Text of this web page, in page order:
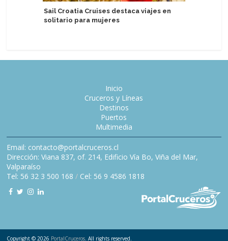
Sail Croatia Cruises destaca viajes en
solitario para mujeres
Inicio
Cruceros y Líneas
Destinos
Puertos
Multimedia
Email: contacto@portalcruceros.cl
Dirección: Viana 837, of. 214, Edificio Vía Bo, Viña del Mar,
Valparaíso
Tel: 56 32 3 500 168 / Cel: 56 9 4586 1818
Copyright © 2026 PortalCruceros. All rights reserved.